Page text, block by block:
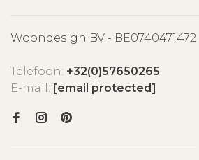
Woondesign BV - BE0740471472
Telefoon: +32(0)57650265
E-mail: [email protected]